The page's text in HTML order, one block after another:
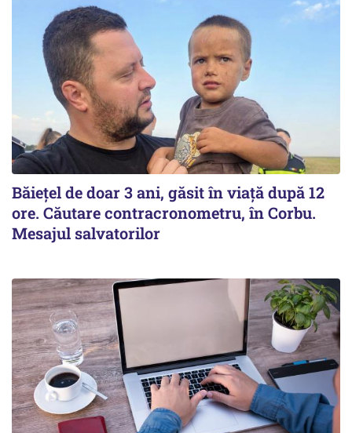
Băiețel de doar 3 ani, găsit în viață după 12
ore. Căutare contracronometru, în Corbu.
Mesajul salvatorilor